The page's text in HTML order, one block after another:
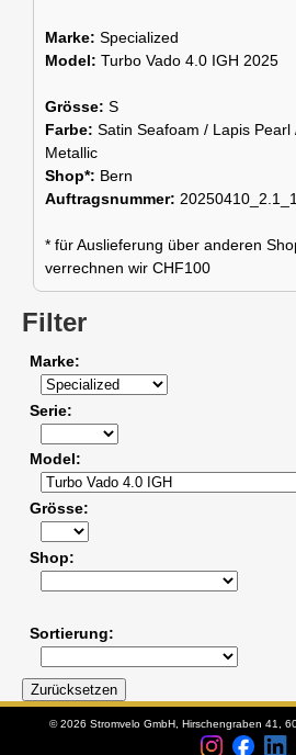
Marke: Specialized
Model: Turbo Vado 4.0 IGH 2025
Grösse: S
Farbe: Satin Seafoam / Lapis Pearl
Metallic
Shop*: Bern
Auftragsnummer: 20250410_2.1_1
* für Auslieferung über anderen
verrechnen wir CHF100
Filter
Marke
Serie
Model
Grösse
Shop
Sortierung
© 2026 Stromvelo GmbH, Hirschengraben 41,